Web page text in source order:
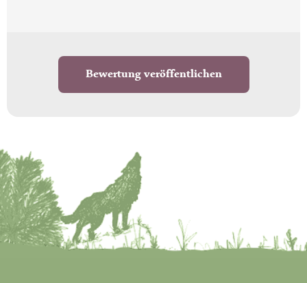
Bewertung veröffentlichen